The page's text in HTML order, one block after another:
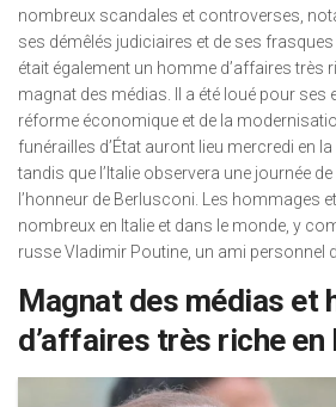
nombreux scandales et controverses,
ses démêlés judiciaires et de ses frasques
était également un homme d’affaires très
magnat des médias. Il a été loué pour ses
réforme économique et de la
funérailles d’État auront lieu mercredi en
tandis que l’Italie observera une journée
l’honneur de Berlusconi. Les hommages
nombreux en Italie et dans le monde, y
russe Vladimir Poutine, un ami personnel
Magnat des médias et
d’affaires très riche en